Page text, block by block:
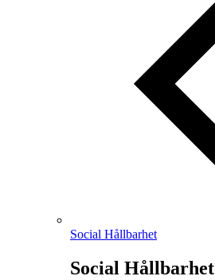
Social Hållbarhet
Social Hållbarhet